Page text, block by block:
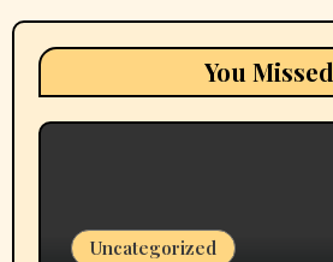
You Missed
Uncategorized